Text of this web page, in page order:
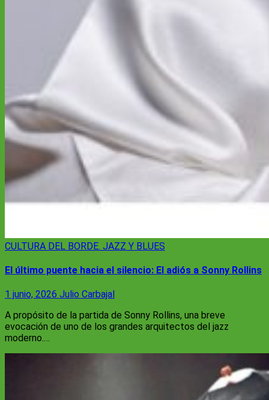
CULTURA DEL BORDE. JAZZ Y BLUES
El último puente hacia el silencio: El adiós a Sonny Rollins
1 junio, 2026 Julio Carbajal
A propósito de la partida de Sonny Rollins, una breve
evocación de uno de los grandes arquitectos del jazz
moderno.…